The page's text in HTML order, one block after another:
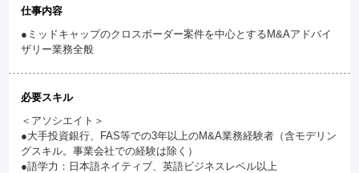
仕事内容
●ミッドキャップのクロスボーダー案件を中心とするM&Aアドバイ
ザリー業務全般
必要スキル
＜アソシエイト＞
●大手投資銀行、FAS等での3年以上のM&A業務経験者（含モデリン
グスキル。事業会社での経験は除く）
●語学力：日本語ネイティブ、英語ビジネスレベル以上